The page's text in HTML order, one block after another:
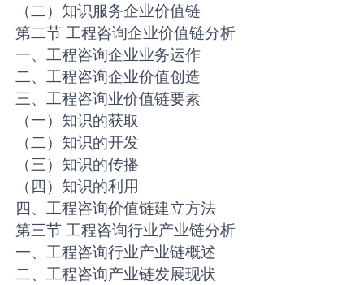
（二）知识服务企业价值链
第二节 工程咨询企业价值链分析
一、工程咨询企业业务运作
二、工程咨询企业价值创造
三、工程咨询业价值链要素
（一）知识的获取
（二）知识的开发
（三）知识的传播
（四）知识的利用
四、工程咨询价值链建立方法
第三节 工程咨询行业产业链分析
一、工程咨询行业产业链概述
二、工程咨询产业链发展现状